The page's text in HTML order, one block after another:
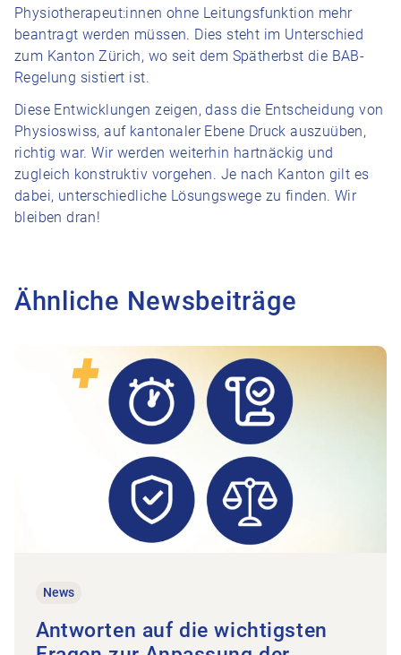
Physiotherapeut:innen ohne Leitungsfunktion mehr
beantragt werden müssen. Dies steht im Unterschied
zum Kanton Zürich, wo seit dem Spätherbst die BAB-
Regelung sistiert ist.
Diese Entwicklungen zeigen, dass die Entscheidung von
Physioswiss, auf kantonaler Ebene Druck auszuüben,
richtig war. Wir werden weiterhin hartnäckig und
zugleich konstruktiv vorgehen. Je nach Kanton gilt es
dabei, unterschiedliche Lösungswege zu finden. Wir
bleiben dran!
Ähnliche Newsbeiträge
News
Antworten auf die wichtigsten
Zum Beitrag Antworten auf die wichtigsten Fragen zur